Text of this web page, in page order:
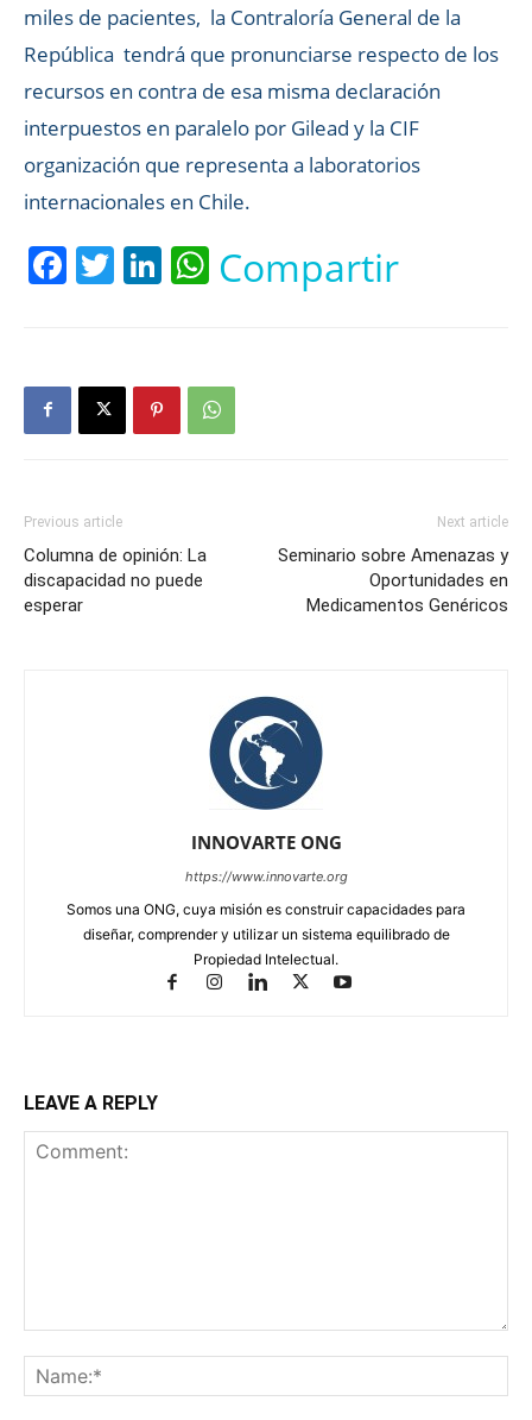
miles de pacientes, la Contraloría General de la
República tendrá que pronunciarse respecto de los
recursos en contra de esa misma declaración
interpuestos en paralelo por Gilead y la CIF
organización que representa a laboratorios
internacionales en Chile.
Facebook
Twitter
LinkedIn
WhatsApp
Compartir
Previous article
Columna de opinión: La
discapacidad no puede
esperar
Next article
Seminario sobre Amenazas y
Oportunidades en
Medicamentos Genéricos
INNOVARTE ONG
https://www.innovarte.org
Somos una ONG, cuya misión es construir capacidades para
diseñar, comprender y utilizar un sistema equilibrado de
Propiedad Intelectual.
LEAVE A REPLY